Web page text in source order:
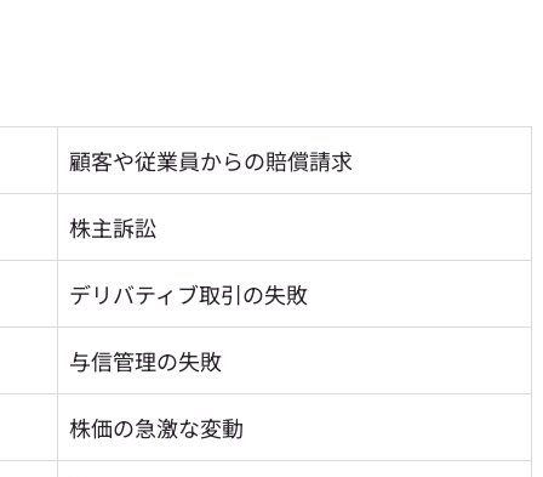
顧客や従業員からの賠償請求
株主訴訟
デリバティブ取引の失敗
与信管理の失敗
株価の急激な変動